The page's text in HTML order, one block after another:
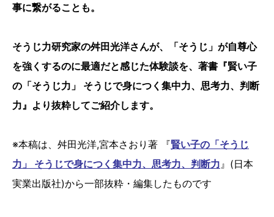
事に繋がることも。
そうじ力研究家の舛田光洋さんが、「そうじ」が自尊心
を強くするのに最適だと感じた体験談を、著書『賢い子
の「そうじ力」 そうじで身につく集中力、思考力、判断
力』より抜粋してご紹介します。
※本稿は、舛田光洋,宮本さおり著 『賢い子の「そうじ
力」 そうじで身につく集中力、思考力、判断力 』(日本
実業出版社)から一部抜粋・編集したものです